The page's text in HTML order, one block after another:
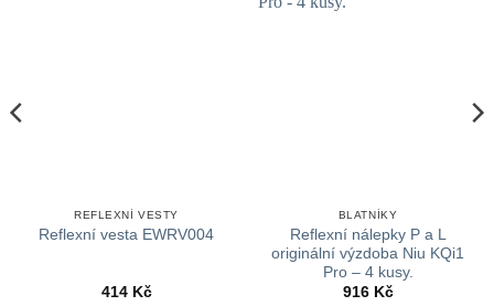
REFLEXNÍ VESTY
Reflexní vesta EWRV004
414 Kč
BLATNÍKY
Reflexní nálepky P a L
originální výzdoba Niu KQi1
Pro – 4 kusy.
916 Kč